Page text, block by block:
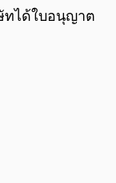
ทได้ใบอนุญาต